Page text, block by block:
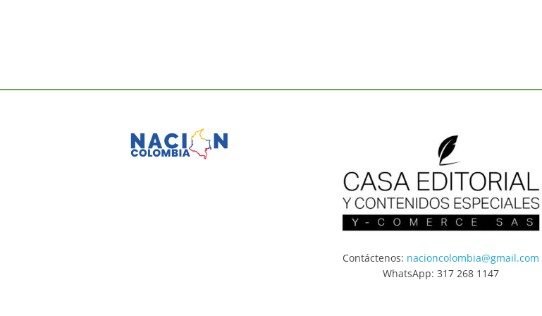
Contáctenos: nacioncolombia@gmail.com
WhatsApp: 317 268 1147